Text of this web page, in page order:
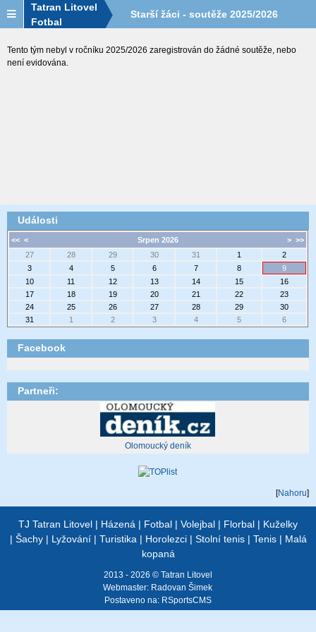
Tatran Litovel
Fotbal
Starší žáci - soutěže 2025/2026
Tento tým nebyl v ročníku 2025/2026 zaregistrován do žádné soutěže, nebo
není evidována.
Události
<< < > >>
Srpen 2026
27
28 29 30 31 1
2
3
4 5 6 7 8
9
10
11 12 13 14 15
16
17
18 19 20 21 22
23
24
25 26 27 28 29
30
31
1 2 3 4 5 6
Facebook
Partneři:
Olomoucký dení­k
[Nahoru]
TJ Tatran Litovel | Házená | Fotbal | Volejbal | Florbal | Kuželky
| Šachy| Lyžování| Turistika | Horolezci| Stolní tenis| Tenis| Malá
kopaná
2013 - 2026 © Tatran Litovel
Webmaster: Radovan Šimek
Postaveno na: RSportsCMS